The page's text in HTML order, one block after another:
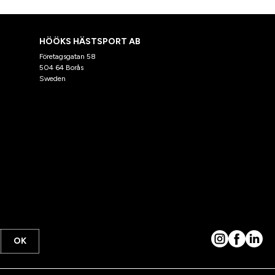
HÖÖKS HÄSTSPORT AB
Företagsgatan 58
504 64 Borås
Sweden
OK